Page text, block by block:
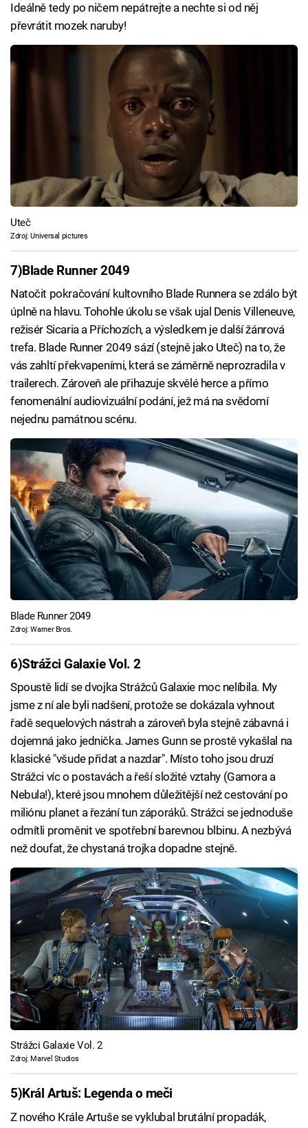
Ideálně tedy po ničem nepátrejte a nechte si od něj
převrátit mozek naruby!
Uteč
Zdroj: Universal pictures
7)Blade Runner 2049
Natočit pokračování kultovního Blade Runnera se zdálo být
úplně na hlavu. Tohohle úkolu se však ujal Denis Villeneuve,
režisér Sicaria a Příchozích, a výsledkem je další žánrová
trefa. Blade Runner 2049 sází (stejně jako Uteč) na to, že
vás zahltí překvapeními, která se záměrně neprozradila v
trailerech. Zároveň ale přihazuje skvělé herce a přímo
fenomenální audiovizuální podání, jež má na svědomí
nejednu památnou scénu.
Blade Runner 2049
Zdroj: Warner Bros.
6)Strážci Galaxie Vol. 2
Spoustě lidí se dvojka Strážců Galaxie moc nelíbila. My
jsme z ní ale byli nadšení, protože se dokázala vyhnout
řadě sequelových nástrah a zároveň byla stejně zábavná i
dojemná jako jednička. James Gunn se prostě vykašlal na
klasické "všude přidat a nazdar". Místo toho jsou druzí
Strážci víc o postavách a řeší složité vztahy (Gamora a
Nebula!), které jsou mnohem důležitější než cestování po
miliónu planet a řezání tun záporáků. Strážci se jednoduše
odmítli proměnit ve spotřební barevnou blbinu. A nezbývá
než doufat, že chystaná trojka dopadne stejně.
Strážci Galaxie Vol. 2
Zdroj: Marvel Studios
5)Král Artuš: Legenda o meči
Z nového Krále Artuše se vyklubal brutální propadák,